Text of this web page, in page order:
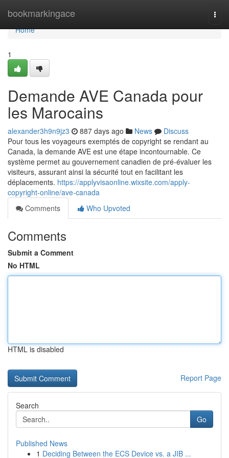
bookmarkingace
Home
Home
1
Demande AVE Canada pour
les Marocains
alexander3h9n9jz3 887 days ago News
Discuss
Pour tous les voyageurs exemptés de copyright se rendant au
Canada, la demande AVE est une étape incontournable. Ce
système permet au gouvernement canadien de pré-évaluer les
visiteurs, assurant ainsi la sécurité tout en facilitant les
déplacements. https://applyvisaonline.wixsite.com/apply-
copyright-online/ave-canada
Comments
Who Upvoted
Comments
Submit a Comment
No HTML
HTML is disabled
Report Page
Search
Go
Published News
1 Deciding Between the ECS Device vs. a JIB ...